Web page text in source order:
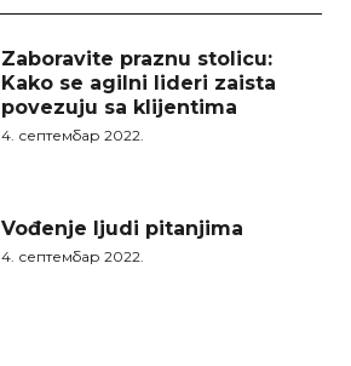
Zaboravite praznu stolicu:
Kako se agilni lideri zaista
povezuju sa klijentima
4. септембар 2022.
Vođenje ljudi pitanjima
4. септембар 2022.